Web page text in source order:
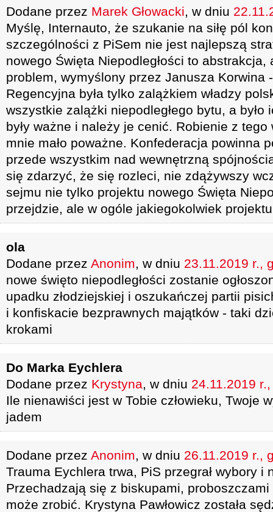
Dodane przez Marek Głowacki, w dniu
Myślę, Internauto, że szukanie na siłę pól
szczególności z PiSem nie jest najlepszą
nowego Święta Niepodległości to abstrakcja,
problem, wymyślony przez Janusza Korwina
Regencyjna była tylko zalążkiem władzy
wszystkie zalążki niepodległego bytu, a było
były ważne i należy je cenić. Robienie z
mnie mało poważne. Konfederacja powinna
przede wszystkim nad wewnętrzną
się zdarzyć, że się rozleci, nie zdążywszy
sejmu nie tylko projektu nowego Święta
przejdzie, ale w ogóle jakiegokolwiek
ola
Dodane przez Anonim, w dniu 23.11.2019 r.,
nowe święto niepodległości zostanie
upadku złodziejskiej i oszukańczej partii
i konfiskacie bezprawnych majątków - taki
krokami
Do Marka Eychlera
Dodane przez Krystyna, w dniu 24.11.2019
Ile nienawiści jest w Tobie człowieku, Twoje
jadem
Dodane przez Anonim, w dniu 26.11.2019 r.,
Trauma Eychlera trwa, PiS przegrał wybory i
Przechadzają się z biskupami,
może zrobić. Krystyna Pawłowicz została